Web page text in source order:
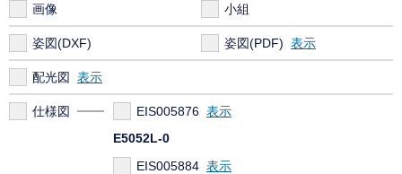
画像 小組
姿図(DXF) 姿図(PDF)
配光図
仕様図
EIS005876
E5052L-0
EIS005884